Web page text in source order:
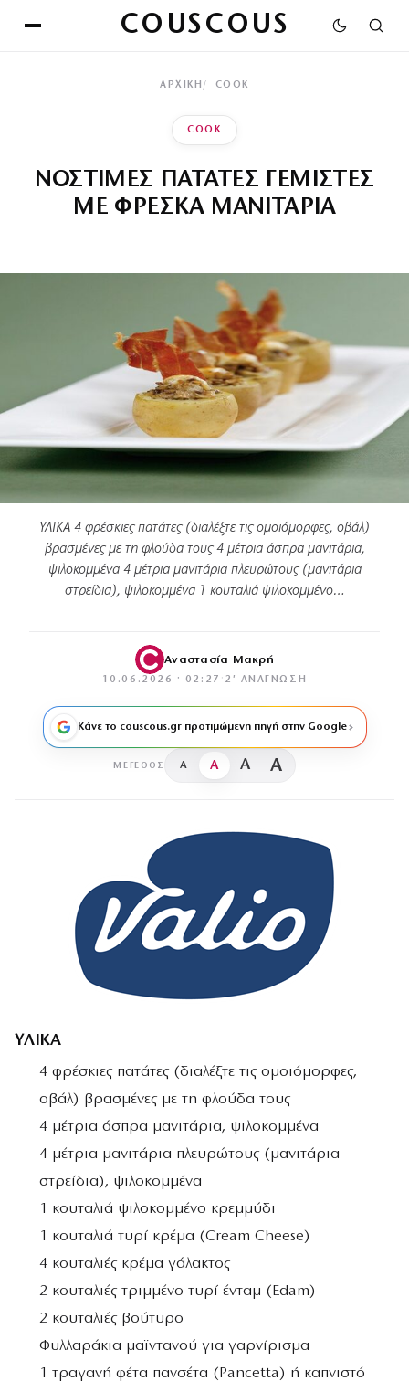
COUSCOUS
ΑΡΧΙΚΉ COOK
COOK
ΝΟΣΤΙΜΕΣ ΠΑΤΑΤΕΣ ΓΕΜΙΣΤΕΣ
ΜΕ ΦΡΕΣΚΑ ΜΑΝΙΤΑΡΙΑ
ΥΛΙΚΑ 4 φρέσκιες πατάτες (διαλέξτε τις ομοιόμορφες, οβάλ)
βρασμένες με τη φλούδα τους 4 μέτρια άσπρα μανιτάρια,
ψιλοκομμένα 4 μέτρια μανιτάρια πλευρώτους (μανιτάρια
στρείδια), ψιλοκομμένα 1 κουταλιά ψιλοκομμένο…
Αναστασία Μακρή
10.06.2026 · 02:27 · 2′ ΑΝΆΓΝΩΣΗ
Κάνε το couscous.gr προτιμώμενη πηγή στην Google
ΜΈΓΕΘΟΣ A A A A
ΥΛΙΚΑ
4 φρέσκιες πατάτες (διαλέξτε τις ομοιόμορφες,
οβάλ) βρασμένες με τη φλούδα τους
4 μέτρια άσπρα μανιτάρια, ψιλοκομμένα
4 μέτρια μανιτάρια πλευρώτους (μανιτάρια
στρείδια), ψιλοκομμένα
1 κουταλιά ψιλοκομμένο κρεμμύδι
1 κουταλιά τυρί κρέμα (Cream Cheese)
4 κουταλιές κρέμα γάλακτος
2 κουταλιές τριμμένο τυρί ένταμ (Edam)
2 κουταλιές βούτυρο
Φυλλαράκια μαϊντανού για γαρνίρισμα
1 τραγανή φέτα πανσέτα (Pancetta) ή καπνιστό